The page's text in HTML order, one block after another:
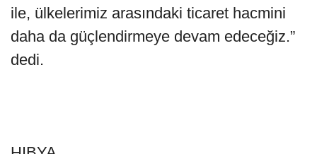
ile, ülkelerimiz arasındaki ticaret hacmini
daha da güçlendirmeye devam edeceğiz.”
dedi.